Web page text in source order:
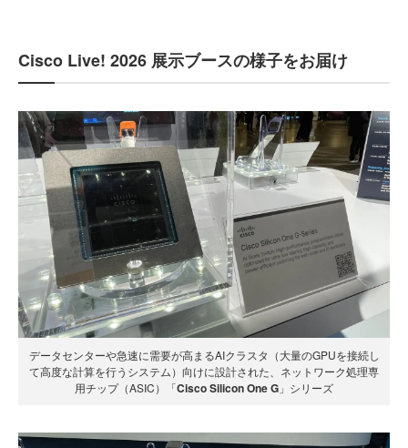
Cisco Live! 2026 展示ブースの様子をお届け
データセンターや急速に需要が高まるAIクラスタ（大量のGPUを接続し
て高度な計算を行うシステム）向けに設計された、ネットワーク処理専
用チップ（ASIC）「Cisco Silicon One G 」シリーズ